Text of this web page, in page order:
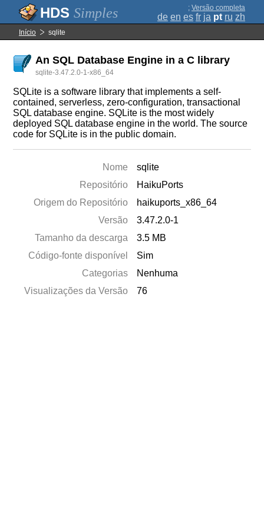
Simples ; Versão completa
de en es fr ja pt ru zh
Início sqlite
An SQL Database Engine in a C library
sqlite-3.47.2.0-1-x86_64
SQLite is a software library that implements a self-
contained, serverless, zero-configuration, transactional
SQL database engine. SQLite is the most widely
deployed SQL database engine in the world. The source
code for SQLite is in the public domain.
Nome
sqlite
Repositório
HaikuPorts
Origem do Repositório
haikuports_x86_64
Versão
3.47.2.0-1
Tamanho da descarga
3.5 MB
Código-fonte disponível
Sim
Categorias
Nenhuma
Visualizações da Versão
76